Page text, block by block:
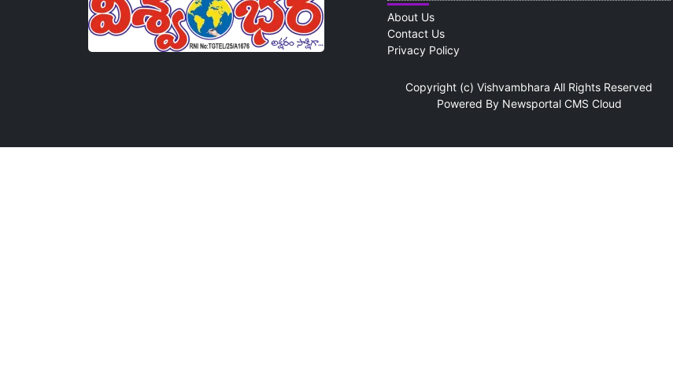
About Us
Contact Us
Privacy Policy
Copyright (c) Vishvambhara All Rights Reserved
Powered By Newsportal CMS Cloud